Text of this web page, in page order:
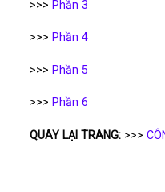
>>> Phần 3
>>> Phần 4
>>> Phần 5
>>> Phần 6
QUAY LẠI TRANG: >>>